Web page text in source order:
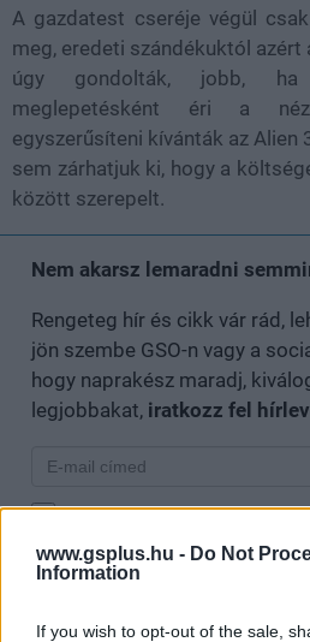
www.gsplus.hu - Do Not
Information
If you wish to opt-out of the sale,
A gazdatest cseréje végül
meg, eredeti szándékuktól
úgy gondolták, jobb, ha
meglepetésként éri a
egyszerűsíteni kívánták az Alien
sem zárhatjuk ki, hogy a
között szerepelt.
Nem akarsz lemaradni
Rengeteg hír és cikk vár rád,
jön szembe GSO-n vagy a
hogy naprakész maradj,
legjobbakat, iratkozz fel